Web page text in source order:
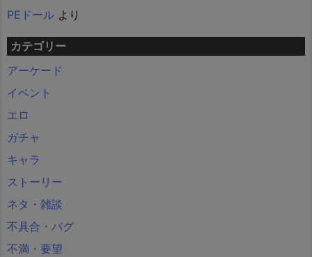
PEドール より
カテゴリー
アーケード
イベント
エロ
ガチャ
キャラ
ストーリー
ネタ・雑談
不具合・バグ
不満・要望